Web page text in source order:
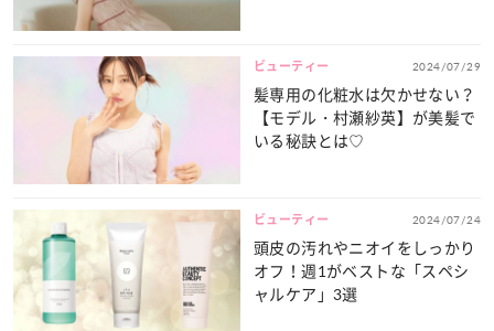
ビューティー 2024/07/29
髪専用の化粧水は欠かせない？
【モデル・村瀬紗英】が美髪で
いる秘訣とは♡
ビューティー 2024/07/24
頭皮の汚れやニオイをしっかり
オフ！週1がベストな「スペシ
ャルケア」3選